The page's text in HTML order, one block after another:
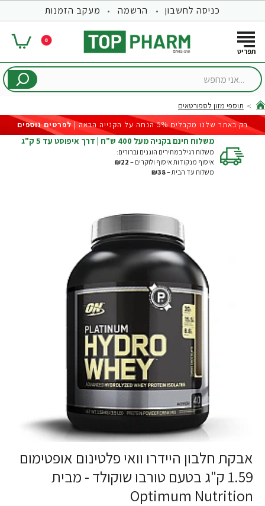
כניסה לחשבון הרשמה מעקב הזמנות
0
...אני
home
תוספי מזון לספורטאים
רק באתר שלנו מקבלים 5% הנחה על הקנייה הבאה |
לפרטים נוספים
משלוח חינם בקניה מעל 400 ש"ח | דרך איפוסט עד 5 ק"ג
משלוח רגיל במחירים הוגנים וברורים:
איסוף מנקודות איסוף ולוקרים – ₪22
משלוח עד הבית –₪38
אבקת חלבון היידרו וואי פלטינום אופטימום
1.59 ק"ג בטעם טורבו שוקולד - מבית
Optimum Nutrition